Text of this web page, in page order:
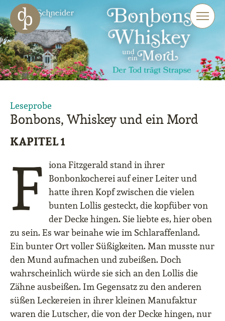
Zum Haupt-Inhalt springen
Zur Navigation springen
Zur Website-Suche springen
Leseprobe
Bonbons, Whiskey und ein Mord
KAPITEL 1
F iona Fitzgerald stand in ihrer
Bonbonkocherei auf einer Leiter und
hatte ihren Kopf zwischen die vielen
bunten Lollis gesteckt, die kopfüber von
der Decke hingen. Sie liebte es, hier oben
zu sein. Es war beinahe wie im Schlaraffenland.
Ein bunter Ort voller Süßigkeiten. Man musste nur
den Mund aufmachen und zubeißen. Doch
wahrscheinlich würde sie sich an den Lollis die
Zähne ausbeißen. Im Gegensatz zu den anderen
süßen Leckereien in ihrer kleinen Manufaktur
waren die Lutscher, die von der Decke hingen, nur